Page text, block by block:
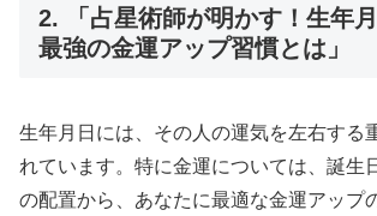
2. 「占星術師が明かす！生年
最強の金運アップ習慣とは」
生年月日には、その人の運気を左右する
れています。特に金運については、誕生
の配置から、あなたに最適な金運アップ